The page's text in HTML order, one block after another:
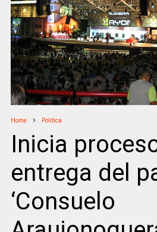
Home Politica
Inicia
entrega del
‘Consuelo